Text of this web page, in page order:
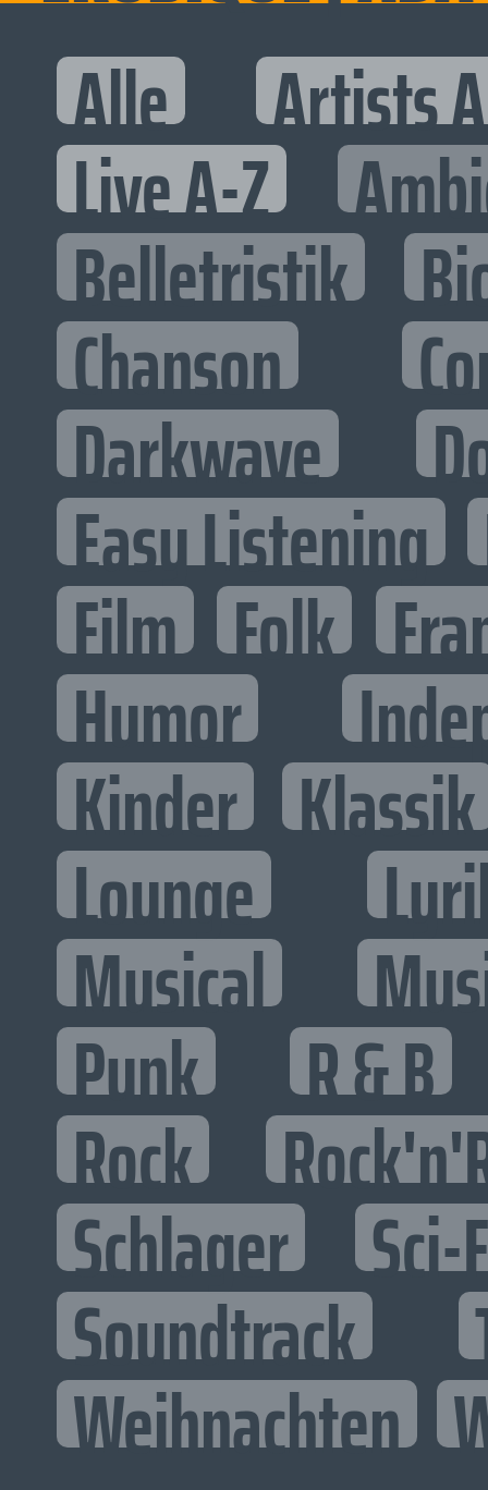
Alle Artists
Live A-Z
Belletristik
Chanson
Darkwave
Easy Listening
Film Folk
Humor
Kinder Klassik
Lounge
Musical
Punk R & B
Rock
Schlager Sci-
Soundtrack
Weihnachten